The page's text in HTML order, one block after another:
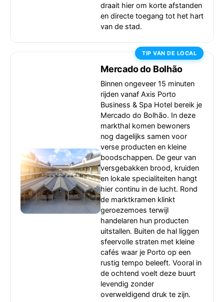
draait hier om korte afstanden
en directe toegang tot het hart
van de stad.
TIP VAN DE LOCAL
Mercado do Bolhão
Binnen ongeveer 15 minuten
rijden vanaf Axis Porto
Business & Spa Hotel bereik je
Mercado do Bolhão. In deze
markthal komen bewoners
nog dagelijks samen voor
verse producten en kleine
boodschappen. De geur van
versgebakken brood, kruiden
en lokale specialiteiten hangt
hier continu in de lucht. Rond
de marktkramen klinkt
geroezemoes terwijl
handelaren hun producten
uitstallen. Buiten de hal liggen
sfeervolle straten met kleine
cafés waar je Porto op een
rustig tempo beleeft. Vooral in
de ochtend voelt deze buurt
levendig zonder
overweldigend druk te zijn.